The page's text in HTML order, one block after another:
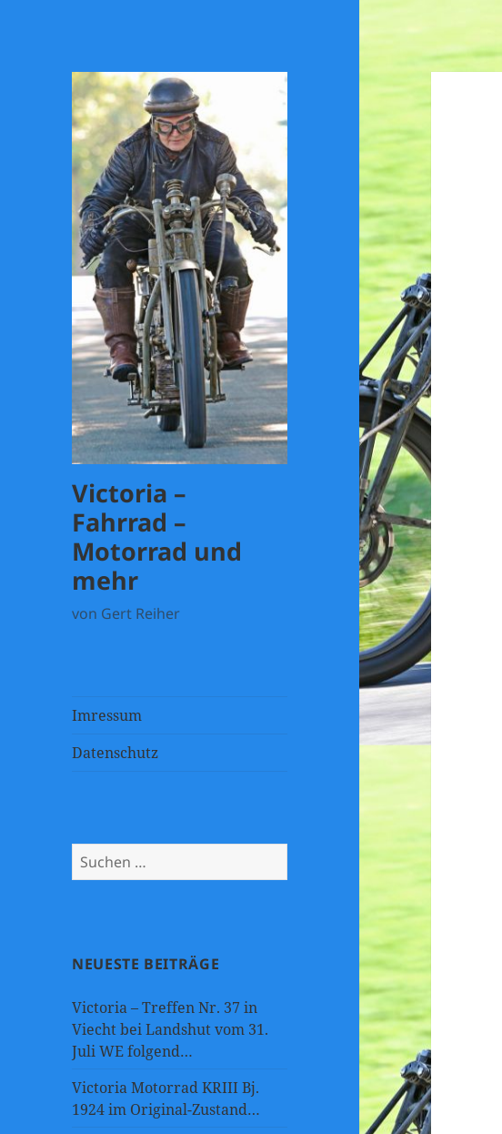
Victoria –
Fahrrad –
Motorrad und
mehr
von Gert Reiher
Imressum
Datenschutz
Suchen
nach:
NEUESTE BEITRÄGE
Victoria – Treffen Nr. 37 in
Viecht bei Landshut vom 31.
Juli WE folgend…
Victoria Motorrad KRIII Bj.
1924 im Original-Zustand…